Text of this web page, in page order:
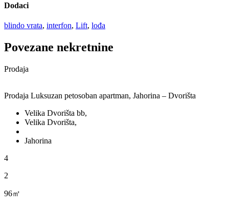
Dodaci
blindo vrata, interfon, Lift, lođa
Povezane nekretnine
Prodaja
Prodaja Luksuzan petosoban apartman, Jahorina – Dvorišta
Velika Dvorišta bb,
Velika Dvorišta,
Jahorina
4
2
96㎡